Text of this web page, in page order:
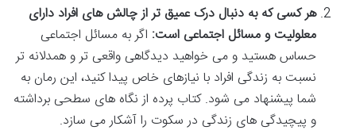
هر کسی که به دنبال درک عمیق تر از چالش های افراد دارای
معلولیت و مسائل اجتماعی است: اگر به مسائل اجتماعی
حساس هستید و می خواهید دیدگاهی واقعی تر و همدلانه تر
نسبت به زندگی افراد با نیازهای خاص پیدا کنید، این رمان به
شما پیشنهاد می شود. کتاب پرده از نگاه های سطحی برداشته
و پیچیدگی های زندگی در سکوت را آشکار می سازد.